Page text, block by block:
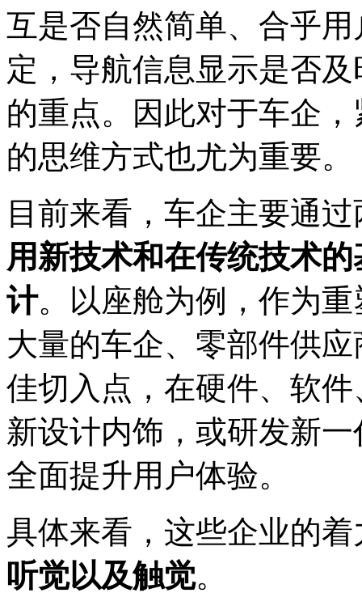
互是否自然简单、合乎
定，导航信息显示是否
的重点。因此对于车企
的思维方式也尤为重要。
目前来看，车企主要通
用新技术和在传统技术
计。以座舱为例，作为
大量的车企、零部件供
佳切入点，在硬件、软
新设计内饰，或研发新
全面提升用户体验。
具体来看，这些企业的
听觉以及触觉。